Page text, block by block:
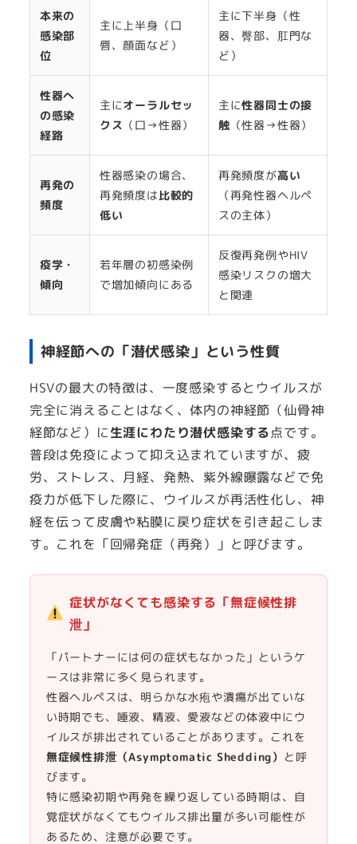
本来の
感染部
位
主に上半身（口
唇、顔面など）
主に下半身（性
器、臀部、肛門な
ど）
性器へ
の感染
経路
主にオーラルセッ
クス （口→性器）
主に性器同士の接
触 （性器→性器）
再発の
頻度
性器感染の場合、
再発頻度は 比較的
低い
再発頻度が高い
（再発性器ヘルペ
スの主体）
疫学・
傾向
若年層の初感染例
で増加傾向にある
反復再発例やHIV
感染リスクの増大
と関連
神経節への「潜伏感染」という性質
HSVの最大の特徴は、一度感染するとウイルスが
完全に消えることはなく、体内の神経節（仙骨神
経節など）に生涯にわたり潜伏感染する点です。
普段は免疫によって抑え込まれていますが、疲
労、ストレス、月経、発熱、紫外線曝露などで免
疫力が低下した際に、ウイルスが再活性化し、神
経を伝って皮膚や粘膜に戻り症状を引き起こしま
す。これを「回帰発症（再発）」と呼びます。
症状がなくても感染する「無症候性排
泄」
「パートナーには何の症状もなかった」というケ
ースは非常に多く見られます。
性器ヘルペスは、明らかな水疱や潰瘍が出ていな
い時期でも、唾液、精液、愛液などの体液中にウ
イルスが排出されていることがあります。これを
無症候性排泄（Asymptomatic Shedding） と呼
びます。
特に感染初期や再発を繰り返している時期は、自
覚症状がなくてもウイルス排出量が多い可能性が
あるため、注意が必要です。